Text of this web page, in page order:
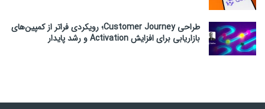
طراحی Customer Journey؛ رویکردی فراتر از کمپین‌های
بازاریابی برای افزایش Activation و رشد پایدار